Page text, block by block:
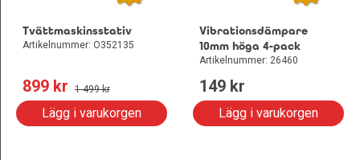
Tvättmaskinsstativ
Artikelnummer: O352135
899 kr 1 499 kr
Lägg i varukorgen
Vibrationsdämpare
10mm höga 4-pack
Artikelnummer: 26460
149 kr
Lägg i varukorgen